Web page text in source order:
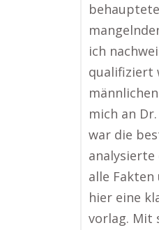
ich
qualifiziert
mich an
war die
alle
hier eine
vorlag. Mit